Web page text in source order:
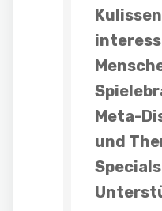
Meta-
und
Specials